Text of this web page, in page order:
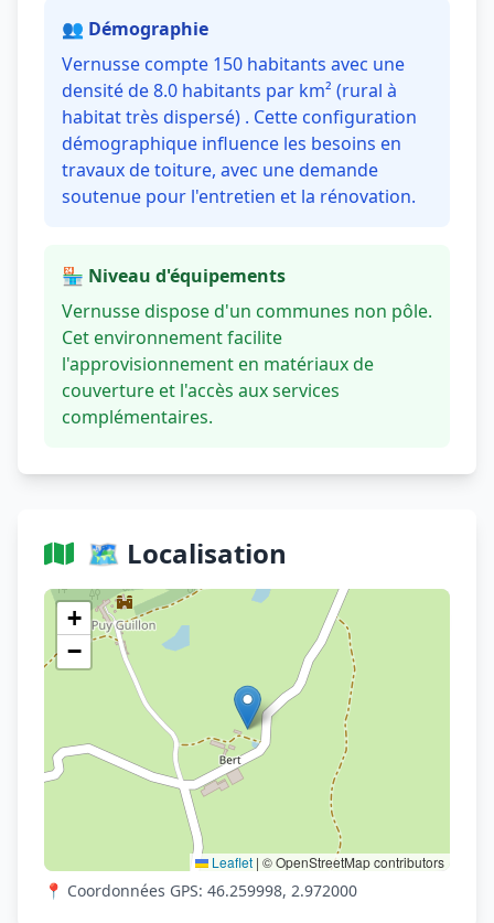
👥 Démographie
Vernusse compte 150 habitants avec une
densité de 8.0 habitants par km² (rural à
habitat très dispersé) . Cette configuration
démographique influence les besoins en
travaux de toiture, avec une demande
soutenue pour l'entretien et la rénovation.
🏪 Niveau d'équipements
Vernusse dispose d'un communes non pôle.
Cet environnement facilite
l'approvisionnement en matériaux de
couverture et l'accès aux services
complémentaires.
🗺️ Localisation
+
−
Leaflet | © OpenStreetMap contributors
Voir sur OpenStreetMap
📍 Coordonnées GPS: 46.259998, 2.972000